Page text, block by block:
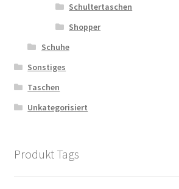
Schultertaschen
Shopper
Schuhe
Sonstiges
Taschen
Unkategorisiert
Produkt Tags